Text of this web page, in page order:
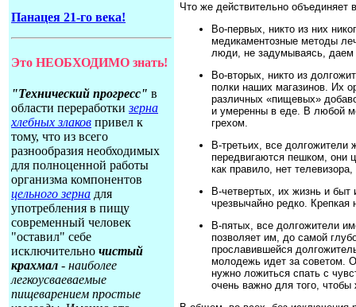
Панацея 21-го века!
Это НЕОБХОДИМО знать!
"Технический прогресс" в
области переработкизерна
хлебных злаков привел к
тому, что из всего
разнообразия необходимых
для полноценной работы
организма компонентов
цельного зерна для
употребления в пищу
современный человек
"оставил" себе
исключительно чистый
крахмал - наиболее
легкоусваеваемые
пищеварением простые
Что же действительно объединяет
Во-первых, никто из них
медикаментозные методы
люди, не задумываясь, даем
Во-вторых, никто из
полки наших магазинов. Их
различных «пищевых»
и умеренны в еде. В любой
грехом.
В-третьих, все долгожители
передвигаются пешком, они
как правило, нет
В-четвертых, их жизнь и
чрезвычайно редко. Крепкая
В-пятых, все долгожители
позволяет им, до самой
прославившейся
молодежь идет за советом.
нужно ложиться спать с
очень важно для того, чтобы